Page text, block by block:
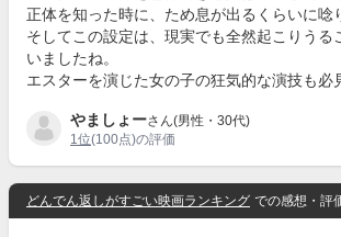
正体を知った時に、ため息が出るくらいに唸
そしてこの設定は、現実でも全然起こりうる
いましたね。
エスターを演じた女の子の狂気的な演技も必
やましょーさん(男性・30代)
1位(100点)の評価
どんでん返しがすごい映画ランキング での感想・評